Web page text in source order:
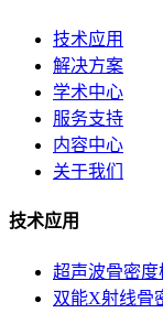
技术应用
解决方案
学术中心
服务支持
内容中心
关于我们
技术应用
超声波骨密度
双能X射线骨